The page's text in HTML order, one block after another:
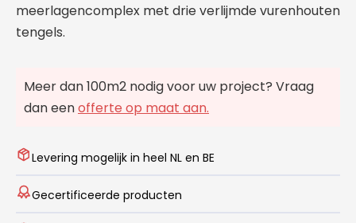
meerlagencomplex met drie verlijmde vurenhouten
tengels.
Meer dan 100m2 nodig voor uw project? Vraag
dan eenofferte op maat aan.
Levering mogelijk in heel NL en BE
Gecertificeerde producten